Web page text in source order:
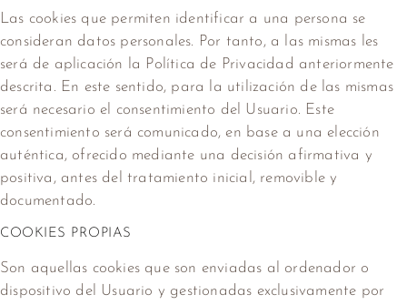
Las cookies que permiten identificar a una persona se
consideran datos personales. Por tanto, a las mismas les
será de aplicación la Política de Privacidad anteriormente
descrita. En este sentido, para la utilización de las mismas
será necesario el consentimiento del Usuario. Este
consentimiento será comunicado, en base a una elección
auténtica, ofrecido mediante una decisión afirmativa y
positiva, antes del tratamiento inicial, removible y
documentado.
COOKIES PROPIAS
Son aquellas cookies que son enviadas al ordenador o
dispositivo del Usuario y gestionadas exclusivamente por